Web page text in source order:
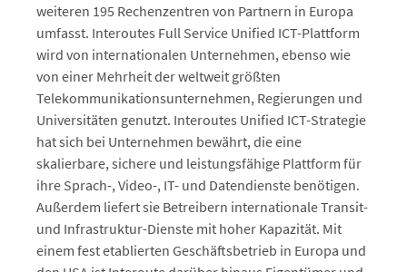
weiteren 195 Rechenzentren von Partnern in Europa
umfasst. Interoutes Full Service Unified ICT-Plattform
wird von internationalen Unternehmen, ebenso wie
von einer Mehrheit der weltweit größten
Telekommunikationsunternehmen, Regierungen und
Universitäten genutzt. Interoutes Unified ICT-Strategie
hat sich bei Unternehmen bewährt, die eine
skalierbare, sichere und leistungsfähige Plattform für
ihre Sprach-, Video-, IT- und Datendienste benötigen.
Außerdem liefert sie Betreibern internationale Transit-
und Infrastruktur-Dienste mit hoher Kapazität. Mit
einem fest etablierten Geschäftsbetrieb in Europa und